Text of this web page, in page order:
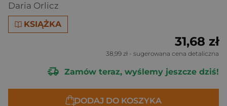
Daria Orlicz
KSIĄŻKA
31,68 zł
38,99 zł - sugerowana cena detaliczna
Zamów teraz, wyślemy jeszcze dziś!
DODAJ DO KOSZYKA